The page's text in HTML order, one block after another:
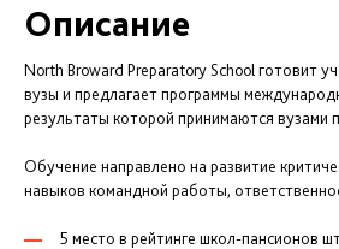
Описание
North Broward Preparatory School готовит
вузы и предлагает программы
результаты которой принимаются вузами
Обучение направлено на развитие
навыков командной работы,
5 место в рейтинге школ-пансионов